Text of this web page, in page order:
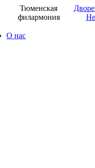
Тюменская
филармония
О нас